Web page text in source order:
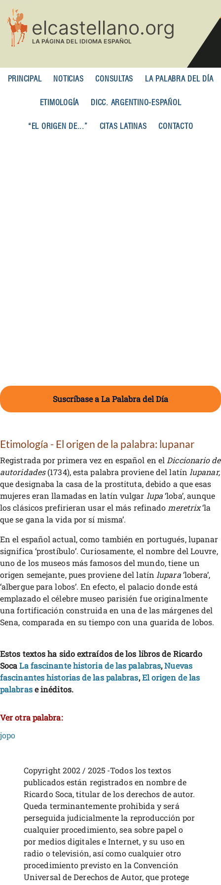
contenido
principal
PRINCIPAL NOTICIAS CONSULTAS LA PALABRA DEL DÍA
ETIMOLOGÍA DICC. ARGENTINO-ESPAÑOL
“EL ORIGEN DE...” CITAS LATINAS CONTACTO
Suscríbase a La Palabra del Día
Etimología - El origen de la palabra: lupanar
Registrada por primera vez en español en el Diccionario de
autoridades(1734), esta palabra proviene del latín lupanar,
que designaba la casa de la prostituta, debido a que esas
mujeres eran llamadas en latín vulgar lupa‘loba’, aunque
los clásicos prefirieran usar el más refinado meretrix‘la
que se gana la vida por sí misma’.
En el español actual, como también en portugués, lupanar
significa ‘prostíbulo’. Curiosamente, el nombre del Louvre,
uno de los museos más famosos del mundo, tiene un
origen semejante, pues proviene del latín lupara‘lobera’,
‘albergue para lobos’. En efecto, el palacio donde está
emplazado el célebre museo parisién fue originalmente
una fortificación construida en una de las márgenes del
Sena, comparada en su tiempo con una guarida de lobos.
Estos textos ha sido extraídos de los libros de Ricardo
SocaLa fascinante historia de las palabras,Nuevas
fascinantes historias de las palabras,El origen de las
palabrase inéditos.
Ver otra palabra:
jopo
Copyright 2002 / 2025 -Todos los textos
publicados están registrados en nombre de
Ricardo Soca, titular de los derechos de autor.
Queda terminantemente prohibida y será
perseguida judicialmente la reproducción por
cualquier procedimiento, sea sobre papel o
por medios digitales e Internet, y su uso en
radio o televisión, así como cualquier otro
procedimiento previsto en la Convención
Universal de Derechos de Autor, que protege